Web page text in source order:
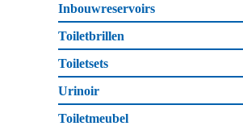
Inbouwreservoirs
Toiletbrillen
Toiletsets
Urinoir
Toiletmeubel